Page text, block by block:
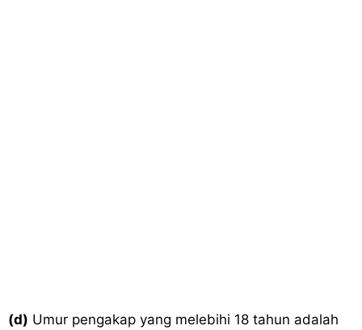
(d) Umur pengakap yang melebihi 18 tahun adalah